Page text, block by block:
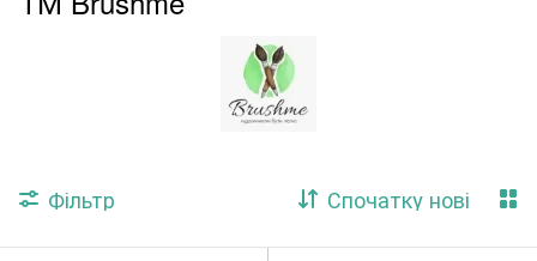
Фільтр Спочатку нові